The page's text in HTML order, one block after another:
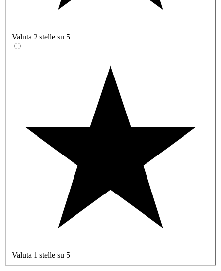
Valuta 2 stelle su 5
Valuta 1 stelle su 5